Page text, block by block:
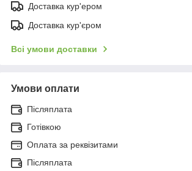
Доставка кур'ером
Доставка кур'єром
Всі умови доставки
Умови оплати
Післяплата
Готівкою
Оплата за реквізитами
Післяплата